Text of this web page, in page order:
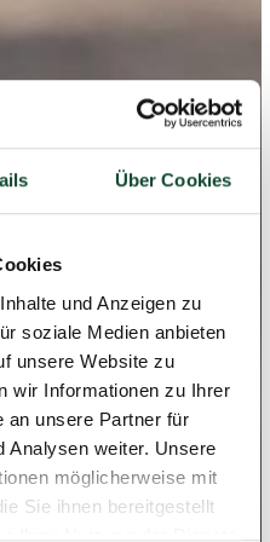
Über Cookies
und Anzeigen zu
soziale Medien anbieten
unsere Website zu
wir Informationen zu Ihrer
an unsere Partner für
Analysen weiter. Unsere
möglicherweise mit
Sie ihnen bereitgestellt